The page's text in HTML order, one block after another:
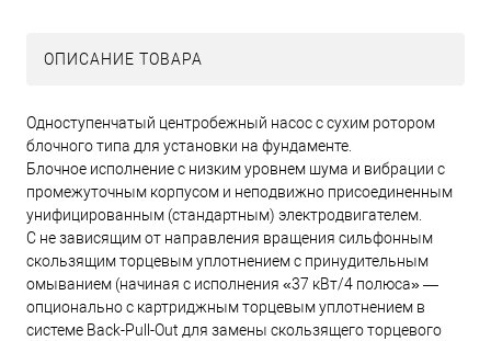
ОПИСАНИЕ ТОВАРА
Одноступенчатый центробежный насос с сухим ротором
блочного типа для установки на фундаменте.
Блочное исполнение с низким уровнем шума и вибрации с
промежуточным корпусом и неподвижно присоединенным
унифицированным (стандартным) электродвигателем.
С не зависящим от направления вращения сильфонным
скользящим торцевым уплотнением с принудительным
омыванием (начиная с исполнения «37 кВт/4 полюса» —
опционально с картриджным торцевым уплотнением в
системе Back-Pull-Out для замены скользящего торцевого